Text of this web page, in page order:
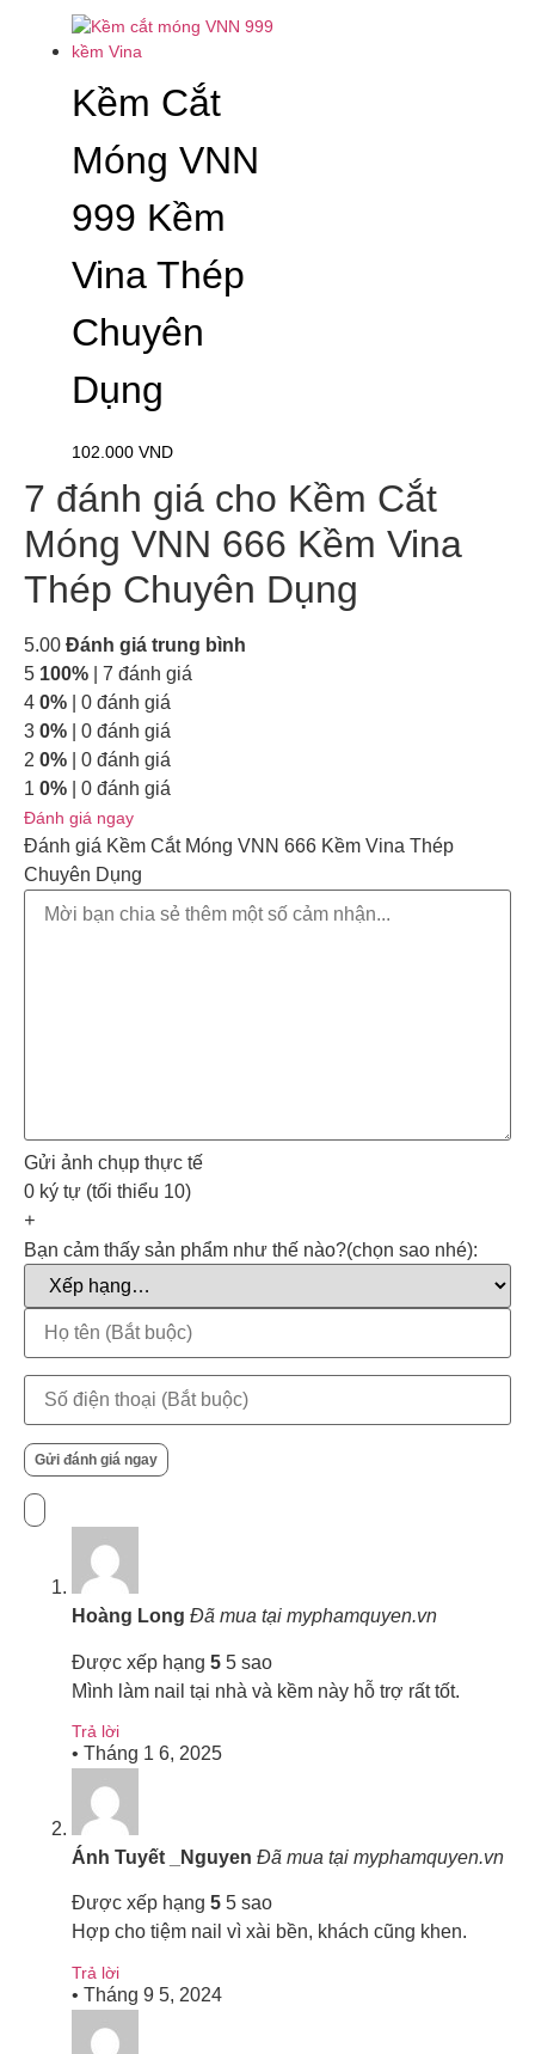
Kềm Cắt
Móng VNN
999 Kềm
Vina Thép
Chuyên
Dụng
102.000 VND
7 đánh giá cho Kềm Cắt
Móng VNN 666 Kềm Vina
Thép Chuyên Dụng
5.00 Đánh giá trung bình
5 100% | 7 đánh giá
4 0% | 0 đánh giá
3 0% | 0 đánh giá
2 0% | 0 đánh giá
1 0% | 0 đánh giá
Đánh giá ngay
Đánh giá Kềm Cắt Móng VNN 666 Kềm Vina Thép
Chuyên Dụng
Gửi ảnh chụp thực tế
0 ký tự (tối thiểu 10)
+
Bạn cảm thấy sản phẩm như thế nào?(chọn sao nhé):
Hoàng Long Đã mua tại myphamquyen.vn
Được xếp hạng 5 5 sao
Mình làm nail tại nhà và kềm này hỗ trợ rất tốt.
Trả lời
• Tháng 1 6, 2025
Ánh Tuyết _Nguyen Đã mua tại myphamquyen.vn
Được xếp hạng 5 5 sao
Hợp cho tiệm nail vì xài bền, khách cũng khen.
Trả lời
• Tháng 9 5, 2024